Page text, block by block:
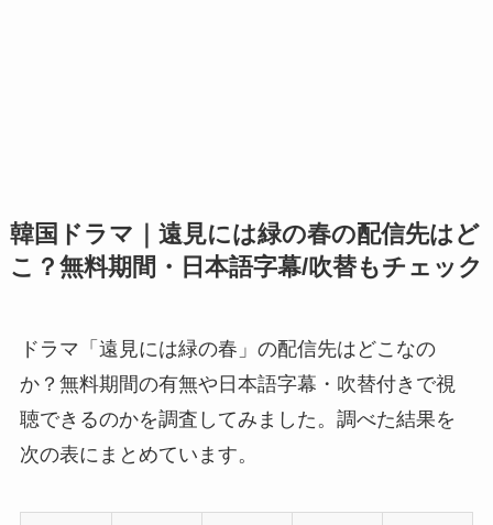
韓国ドラマ｜遠見には緑の春の配信先はど
こ？無料期間・日本語字幕/吹替もチェック
ドラマ「遠見には緑の春」の配信先はどこなの
か？無料期間の有無や日本語字幕・吹替付きで視
聴できるのかを調査してみました。調べた結果を
次の表にまとめています。